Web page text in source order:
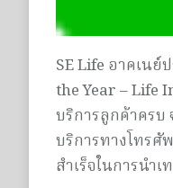
SE Life อาคเน
the Year – Life
บริการลูกค้าครบ
บริการทางโทร
สำเร็จในการนำ